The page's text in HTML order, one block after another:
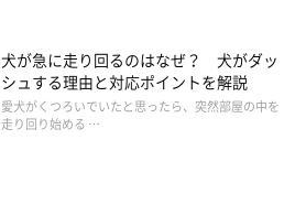
犬が急に走り回るのはなぜ？ 犬がダッ
シュする理由と対応ポイントを解説
愛犬がくつろいでいたと思ったら、突然部屋の中を
走り回り始める …